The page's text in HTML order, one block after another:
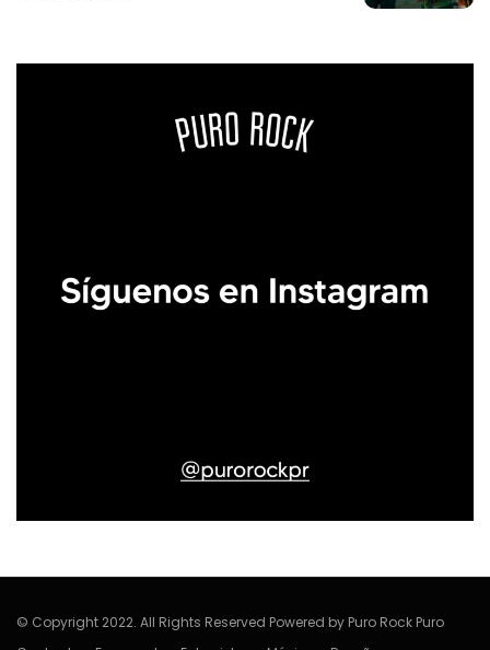
© Copyright 2022. All Rights Reserved Powered by Puro Rock Puro